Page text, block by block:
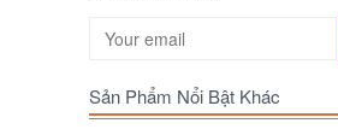
Sản Phẩm Nổi Bật Khác